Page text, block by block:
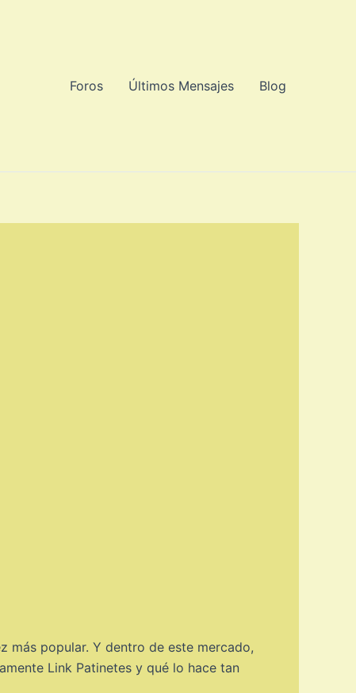
Foros Últimos Mensajes Blog
más popular. Y dentro de este mercado,
Link Patinetes y qué lo hace tan